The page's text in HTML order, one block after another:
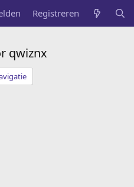
Registreren
qwiznx